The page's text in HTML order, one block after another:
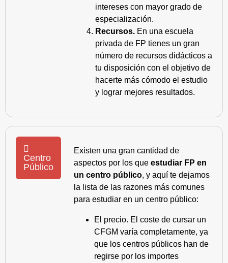
intereses con mayor grado de
especialización.
Recursos. En una escuela
privada de FP tienes un gran
número de recursos didácticos a
tu disposición con el objetivo de
hacerte más cómodo el estudio
y lograr mejores resultados.
Centro
Público
Existen una gran cantidad de
aspectos por los que estudiar FP en
un centro público, y aquí te dejamos
la lista de las razones más comunes
para estudiar en un centro público:
El precio. El coste de cursar un
CFGM varía completamente, ya
que los centros públicos han de
regirse por los importes